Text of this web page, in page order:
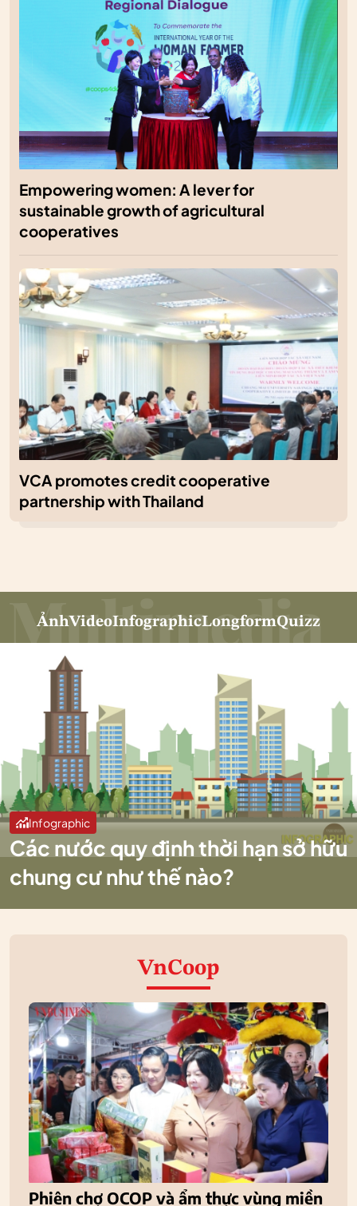
Empowering women: A lever for
sustainable growth of agricultural
cooperatives
VCA promotes credit cooperative
partnership with Thailand
ẢnhVideoInfographicLongformQuizz
Infographic
Các nước quy định thời hạn sở hữu
chung cư như thế nào?
VnCoop
Phiên chợ OCOP và ẩm thực vùng miền